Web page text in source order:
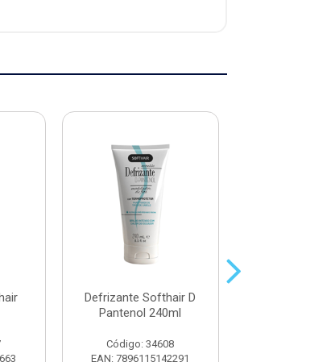
Defrizante Softhair D
Pantenol 240ml
Código: 34608
EAN: 7896115142291